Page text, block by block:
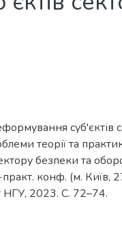
суб'єктів
теорії та
безпеки та
конф. (м. Київ,
НГУ, 2023. С. 72–74.